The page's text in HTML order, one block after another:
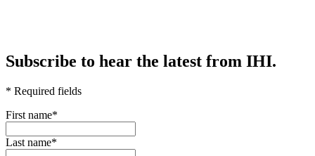
Subscribe to hear the latest from IHI.
* Required fields
First name*
Last name*